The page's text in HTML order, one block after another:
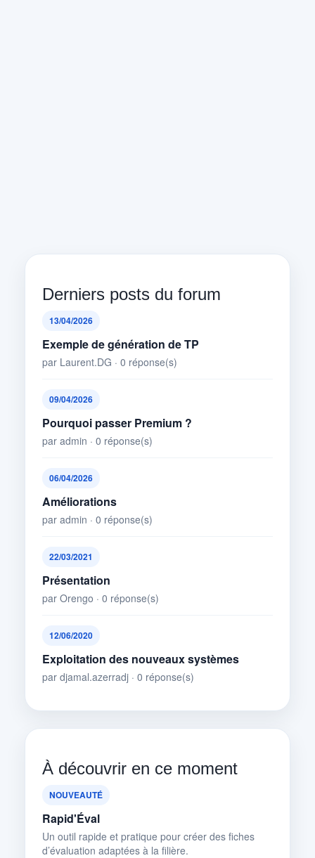
Derniers posts du forum
13/04/2026
Exemple de génération de TP
par Laurent.DG · 0 réponse(s)
09/04/2026
Pourquoi passer Premium ?
par admin · 0 réponse(s)
06/04/2026
Améliorations
par admin · 0 réponse(s)
22/03/2021
Présentation
par Orengo · 0 réponse(s)
12/06/2020
Exploitation des nouveaux systèmes
par djamal.azerradj · 0 réponse(s)
À découvrir en ce moment
NOUVEAUTÉ
Rapid'Éval
Un outil rapide et pratique pour créer des fiches
d’évaluation adaptées à la filière.